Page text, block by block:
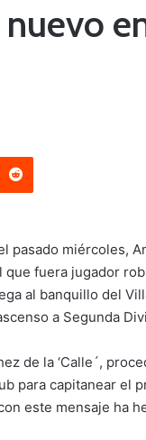
pasado miércoles,
fuera jugador
al banquillo del
a Segunda
de la ‘Calle´,
para capitanear el
este mensaje ha